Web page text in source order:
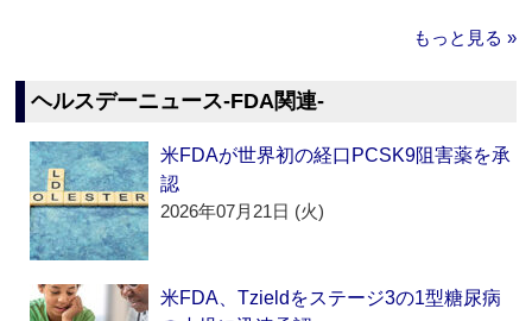
もっと見る »
ヘルスデーニュース‐FDA関連‐
米FDAが世界初の経口PCSK9阻害薬を承
認
2026年07月21日 (火)
米FDA、Tzieldをステージ3の1型糖尿病